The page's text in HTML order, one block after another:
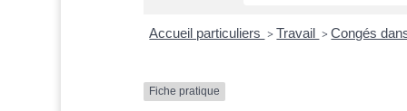
Accueil particuliers > Travail > Congés
Fiche pratique